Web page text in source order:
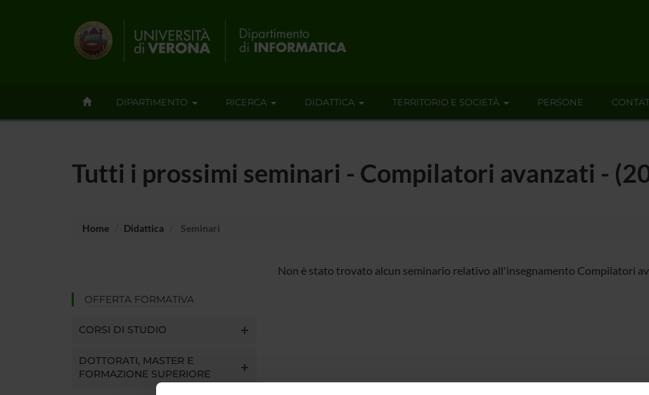
DIPARTIMENTO RICERCA DIDATTICA TERRITORIO E SOCIETÀ PERSONE
Tutti i prossimi seminari - Compilatori avanzati -
Home Didattica Seminari
OFFERTA FORMATIVA
CORSI DI STUDIO
DOTTORATI, MASTER E
FORMAZIONE SUPERIORE
Non è stato trovato alcun seminario relativo all'insegnamento Compilatori